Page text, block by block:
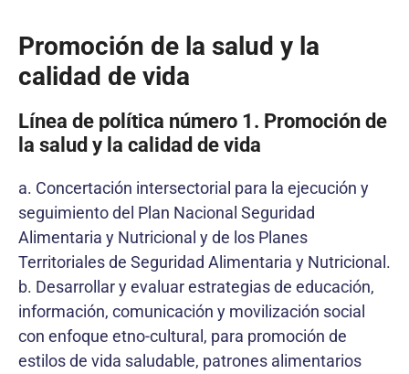
Promoción de la salud y la
calidad de vida
Línea de política número 1. Promoción de
la salud y la calidad de vida
a. Concertación intersectorial para la ejecución y
seguimiento del Plan Nacional Seguridad
Alimentaria y Nutricional y de los Planes
Territoriales de Seguridad Alimentaria y Nutricional.
b. Desarrollar y evaluar estrategias de educación,
información, comunicación y movilización social
con enfoque etno-cultural, para promoción de
estilos de vida saludable, patrones alimentarios